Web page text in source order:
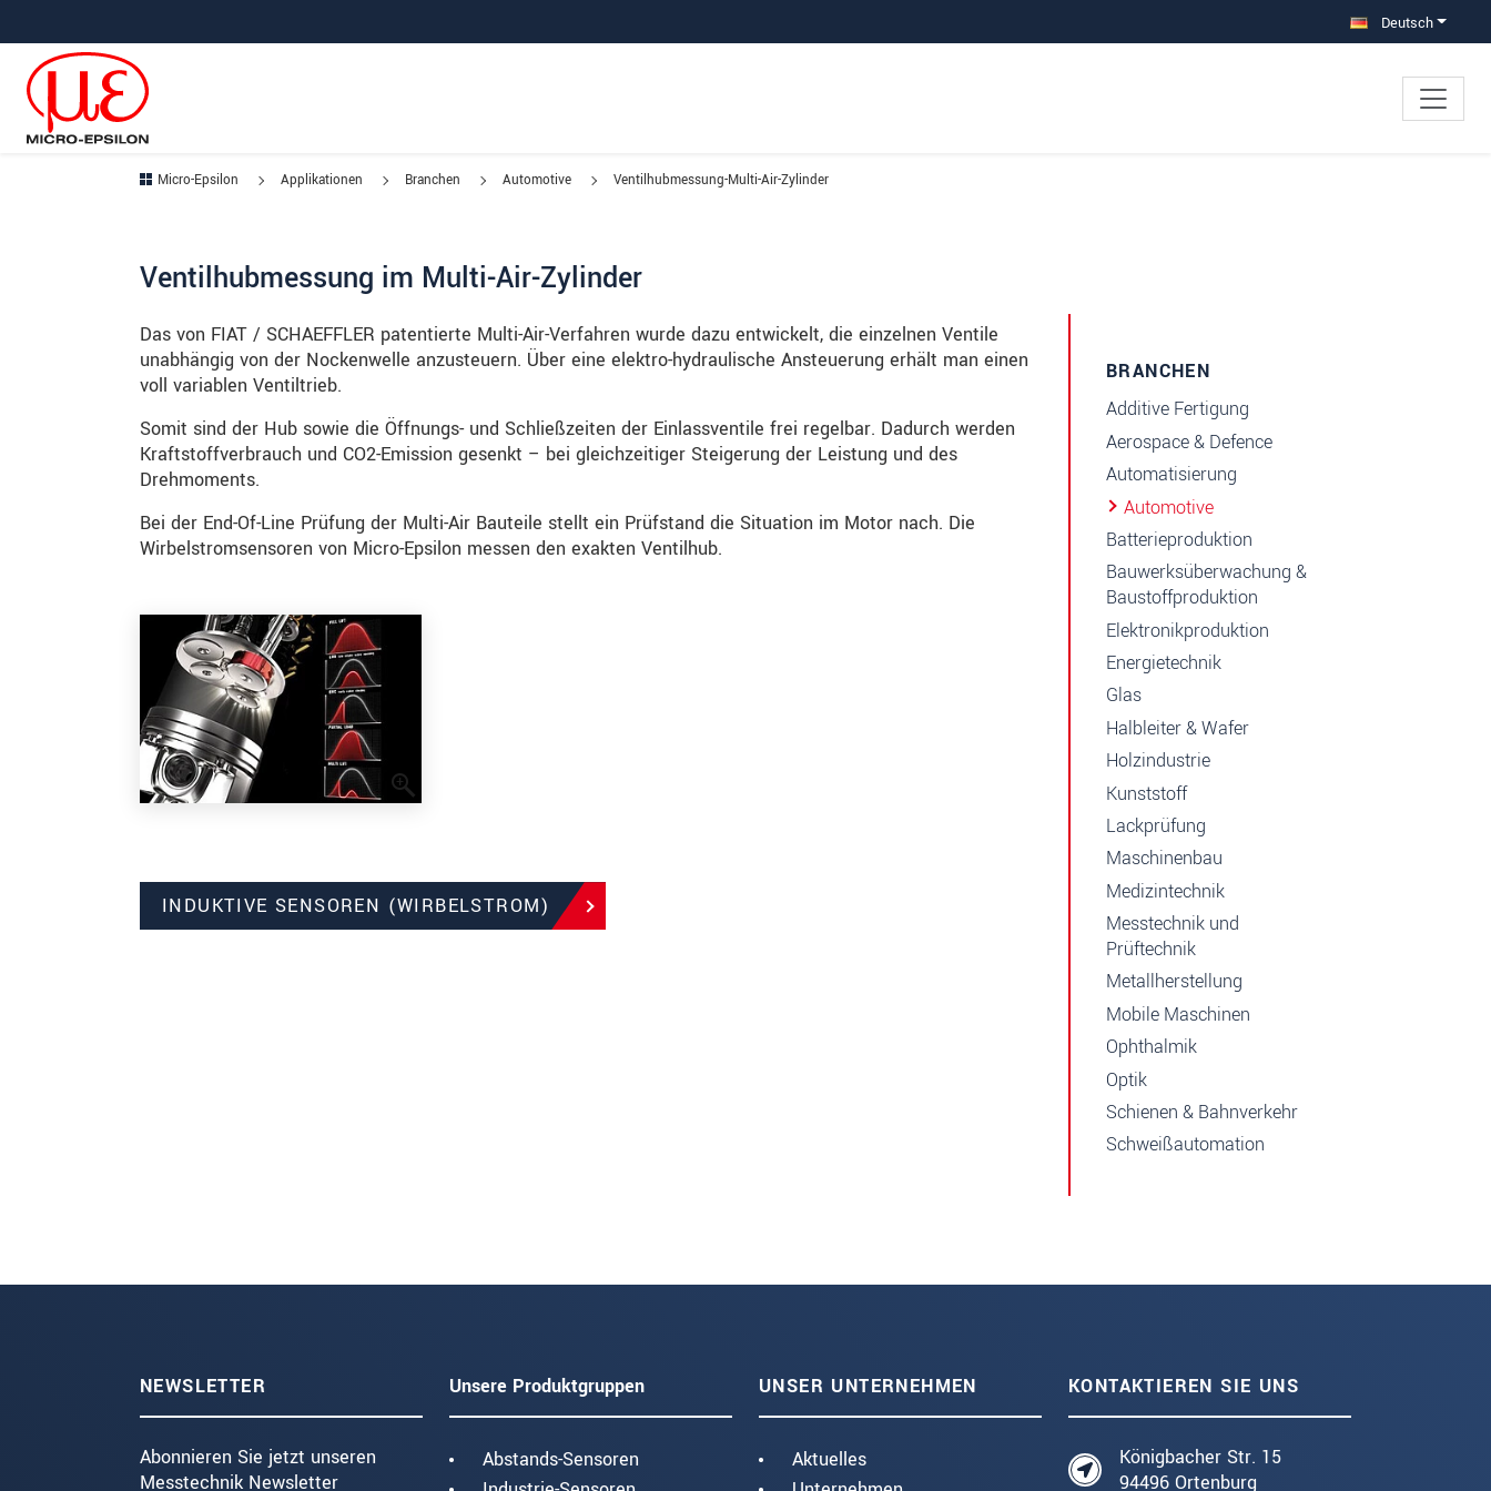
Deutsch
Micro-Epsilon Applikationen Branchen Automotive Ventilhubmessung-Multi-Air-Zylinder
Ventilhubmessung im Multi-Air-Zylinder
Das von FIAT / SCHAEFFLER patentierte Multi-Air-Verfahren wurde dazu entwickelt, die einzelnen Ventile
unabhängig von der Nockenwelle anzusteuern. Über eine elektro-hydraulische Ansteuerung erhält man einen
voll variablen Ventiltrieb.
Somit sind der Hub sowie die Öffnungs- und Schließzeiten der Einlassventile frei regelbar. Dadurch werden
Kraftstoffverbrauch und CO2-Emission gesenkt – bei gleichzeitiger Steigerung der Leistung und des
Drehmoments.
Bei der End-Of-Line Prüfung der Multi-Air Bauteile stellt ein Prüfstand die Situation im Motor nach. Die
Wirbelstromsensoren von Micro-Epsilon messen den exakten Ventilhub.
INDUKTIVE SENSOREN (WIRBELSTROM)
BRANCHEN
Additive Fertigung
Aerospace & Defence
Automatisierung
Automotive
Batterieproduktion
Bauwerksüberwachung &
Baustoffproduktion
Elektronikproduktion
Energietechnik
Glas
Halbleiter & Wafer
Holzindustrie
Kunststoff
Lackprüfung
Maschinenbau
Medizintechnik
Messtechnik und
Prüftechnik
Metallherstellung
Mobile Maschinen
Ophthalmik
Optik
Schienen & Bahnverkehr
Schweißautomation
NEWSLETTER
Abonnieren Sie jetzt unseren
Messtechnik Newsletter
Unsere Produktgruppen
Abstands-Sensoren
UNSER UNTERNEHMEN
Aktuelles
KONTAKTIEREN SIE UNS
Königbacher Str. 15
94496 Ortenburg